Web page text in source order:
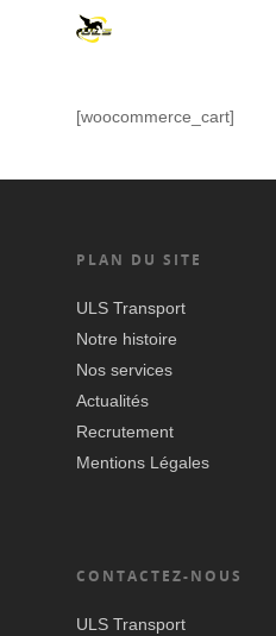
[woocommerce_cart]
PLAN DU SITE
ULS Transport
Notre histoire
Nos services
Actualités
Recrutement
Mentions Légales
CONTACTEZ-NOUS
ULS Transport